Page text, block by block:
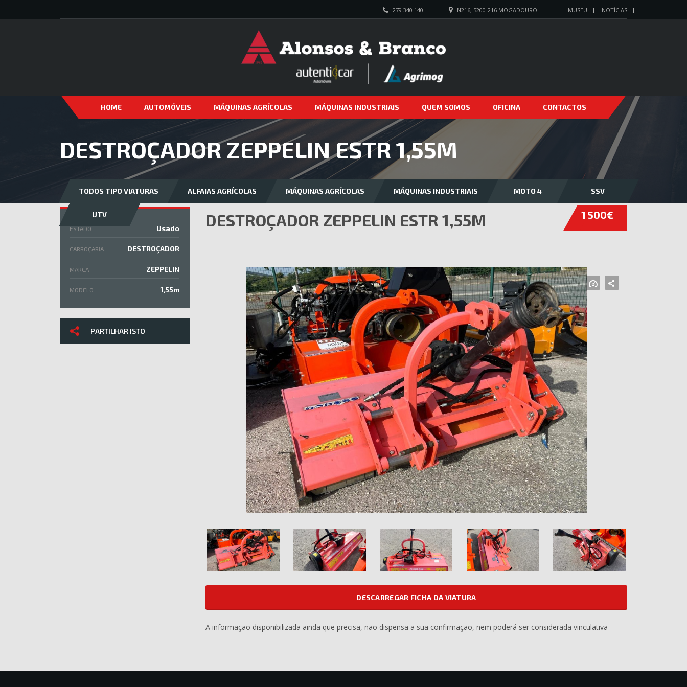
MUSEU NOTÍCIAS
N216, 5200-216 MOGADOURO
279 340 140
HOME AUTOMÓVEIS MÁQUINAS AGRÍCOLAS MÁQUINAS INDUSTRIAIS QUEM SOMOS OFICINA CONTACTOS
DESTROÇADOR ZEPPELIN ESTR 1,55M
TODOS TIPO VIATURAS ALFAIAS AGRÍCOLAS MÁQUINAS AGRÍCOLAS MÁQUINAS INDUSTRIAIS MOTO 4 SSV
UTV 1 500€
DESTROÇADOR ZEPPELIN ESTR 1,55M
DESCARREGAR FICHA DA VIATURA
A informação disponibilizada ainda que precisa, não dispensa a sua confirmação, nem poderá ser considerada vinculativa
ESTADO Usado
CARROÇARIA DESTROÇADOR
MARCA ZEPPELIN
MODELO 1,55m
PARTILHAR ISTO